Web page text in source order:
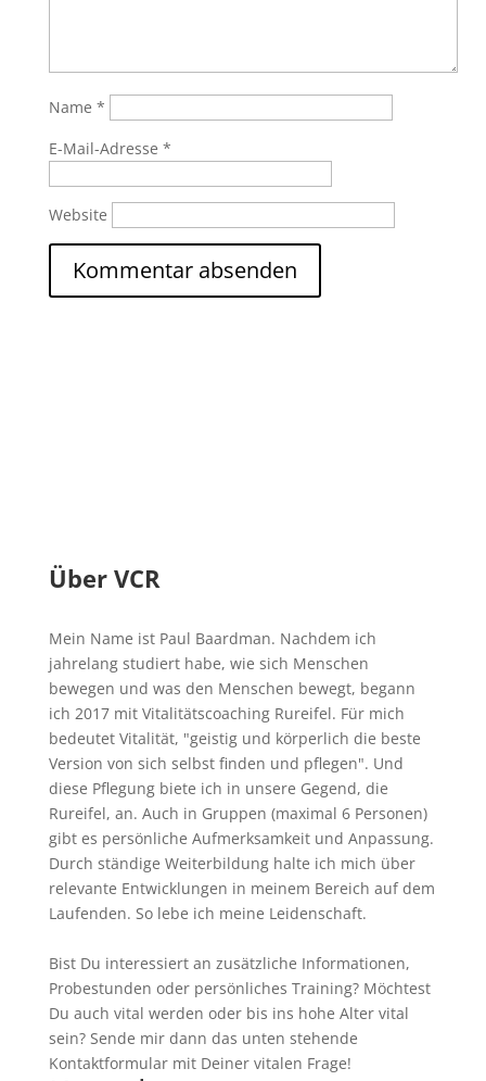
Name *
E-Mail-Adresse *
Website
Über VCR
Mein Name ist Paul Baardman. Nachdem ich
jahrelang studiert habe, wie sich Menschen
bewegen und was den Menschen bewegt, begann
ich 2017 mit Vitalitätscoaching Rureifel. Für mich
bedeutet Vitalität, "geistig und körperlich die beste
Version von sich selbst finden und pflegen". Und
diese Pflegung biete ich in unsere Gegend, die
Rureifel, an. Auch in Gruppen (maximal 6 Personen)
gibt es persönliche Aufmerksamkeit und Anpassung.
Durch ständige Weiterbildung halte ich mich über
relevante Entwicklungen in meinem Bereich auf dem
Laufenden. So lebe ich meine Leidenschaft.
Bist Du interessiert an zusätzliche Informationen,
Probestunden oder persönliches Training? Möchtest
Du auch vital werden oder bis ins hohe Alter vital
sein? Sende mir dann das unten stehende
Kontaktformular mit Deiner vitalen Frage!